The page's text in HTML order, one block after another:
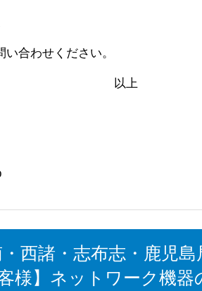
合わせください。
西諸・志布志・鹿児
様】ネットワーク機器